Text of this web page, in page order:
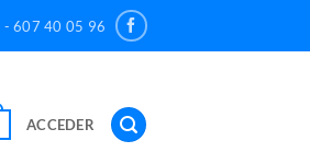
607 40 05 96
ACCEDER